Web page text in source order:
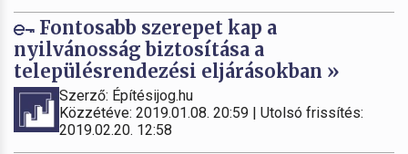
Fontosabb szerepet kap a
nyilvánosság biztosítása a
településrendezési eljárásokban »
Szerző: Építésijog.hu
Közzétéve: 2019.01.08. 20:59 | Utolsó frissítés:
2019.02.20. 12:58